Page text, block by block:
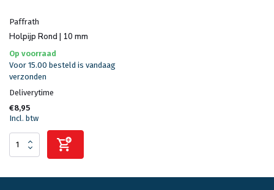
Paffrath
Holpijp Rond | 10 mm
Op voorraad
Voor 15.00 besteld is vandaag
verzonden
Deliverytime
€8,95
Incl. btw